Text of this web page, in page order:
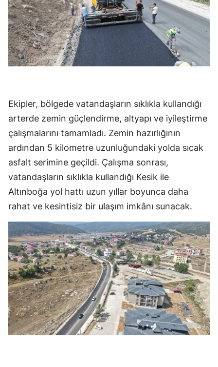
Ekipler, bölgede vatandaşların sıklıkla kullandığı
arterde zemin güçlendirme, altyapı ve iyileştirme
çalışmalarını tamamladı. Zemin hazırlığının
ardından 5 kilometre uzunluğundaki yolda sıcak
asfalt serimine geçildi. Çalışma sonrası,
vatandaşların sıklıkla kullandığı Kesik ile
Altınboğa yol hattı uzun yıllar boyunca daha
rahat ve kesintisiz bir ulaşım imkânı sunacak.